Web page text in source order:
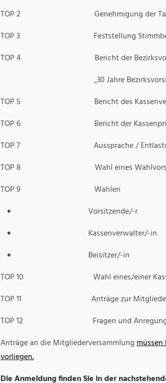
TOP 2 Genehmigung der
TOP 3 Feststellung
TOP 4 Bericht der
„30 Jahre Bezirksvorsitz VDV
TOP 5 Bericht des
TOP 6 Bericht der
TOP 7 Aussprache / Entlastung
TOP 8 Wahl eines
TOP 9 Wahlen
Vorsitzende/-r
Kassenverwalter/-in
Beisitzer/-in
TOP 10 Wahl eines/einer
TOP 11 Anträge zur
TOP 12 Fragen und
Anträge an die Mitgliederversammlungmüssen
vorliegen.
Die Anmeldung finden Sie in der